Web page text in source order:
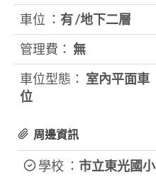
車位 ： 有 /地下二層
管理費： 無
車位型態： 室內平面車
位
周邊資訊
學校 ： 市立東光國小